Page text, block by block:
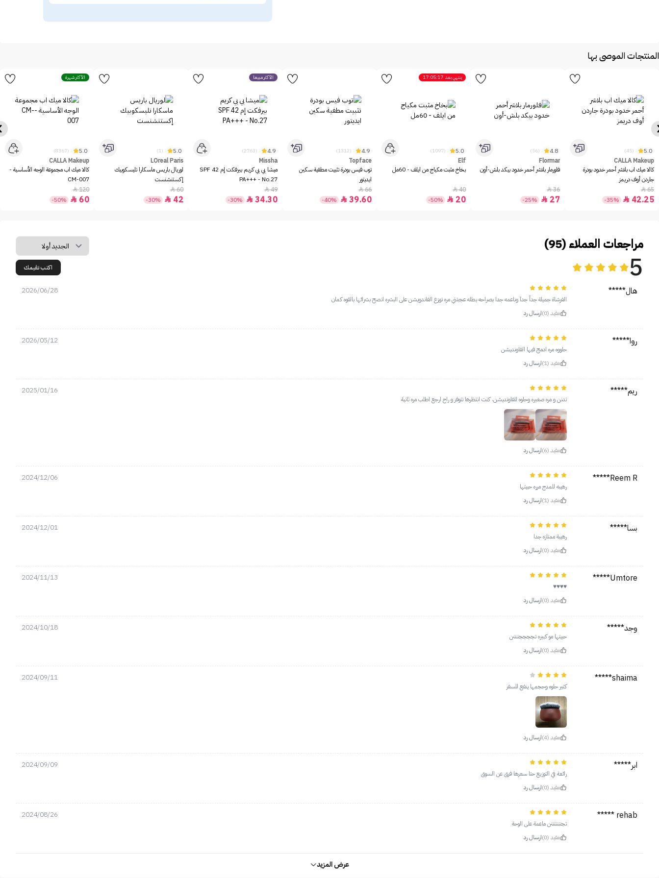
المنتجات الموصى بها
5.0
(45)
CALLA Makeup
كالا ميك اب بلاشر أحمر خدود بودرة
جاردن أوف دريمز
65

42.25

-35%
4.8
(56)
Flormar
فلورمار بلاشر أحمر خدود بيكد بلش-أون
36

27

-25%
ينتهي بعد 17:05:17
5.0
(1097)
Elf
بخاخ مثبت مكياج من ايلف - 60مل
40

20

-50%
4.9
(1312)
Topface
توب فيس بودرة تثبيت مطفية سكين
ايديتور
66

39.60

-40%
الأكثر مبيعاً
4.9
(2763)
Missha
ميشا بي بي كريم بيرفكت إم SPF 42
PA+++ - No.27
49

34.30

-30%
5.0
(1)
LOreal Paris
لوريال باريس ماسكارا تليسكوبيك
إكستنشنست
60

42

-30%
الأكثر شهرة
5.0
(8367)
CALLA Makeup
كالا ميك اب مجموعة الوجه الأساسية -
CM-007
120

60

-50%
مراجعات العملاء (95)
5 اكتب تقيمك
هال***** 2026/06/28
الفرشاة جميلة جداً جدآ وناعمه جدا بصراحه بطله عجبتني مره توزع الفاندويشن على البشره انصح بشرائها بالقوه كمان
مفيد (0)
ارسال رد
روا***** 2026/05/12
حلووه مره ادمج فيها الفاونديشن
مفيد (1)
ارسال رد
ريم***** 2025/01/16
تدنن و مره صغيره وحلوه للفاونديشن، كنت انتظرها تتوفر و راح ارجع اطلب مره ثانية
مفيد (6) ارسال رد
Reem R*****
2024/12/06
رهيبه للمدج مرره حبيتها
مفيد (1)
ارسال رد
بسا***** 2024/12/01
رهيبة ممتازه جدا
مفيد (0)
ارسال رد
Umtore*****
2024/11/13
♥️♥️♥️♥️
مفيد (0)
ارسال رد
وجد***** 2024/10/18
حبيتها مو كبيره تججججننننن
مفيد (0)
ارسال رد
shaima*****
2024/09/11
كتير حلوه وحجمها ينفع للسفر
مفيد (4) ارسال رد
ابر***** 2024/09/09
رائعة في التوزيع حتا سعرها فرق عن السوق
مفيد (0)
ارسال رد
rehab *****
2024/08/26
تجنننننننن ماعمة على الوحة
مفيد (0)
ارسال رد
عرض المزيد